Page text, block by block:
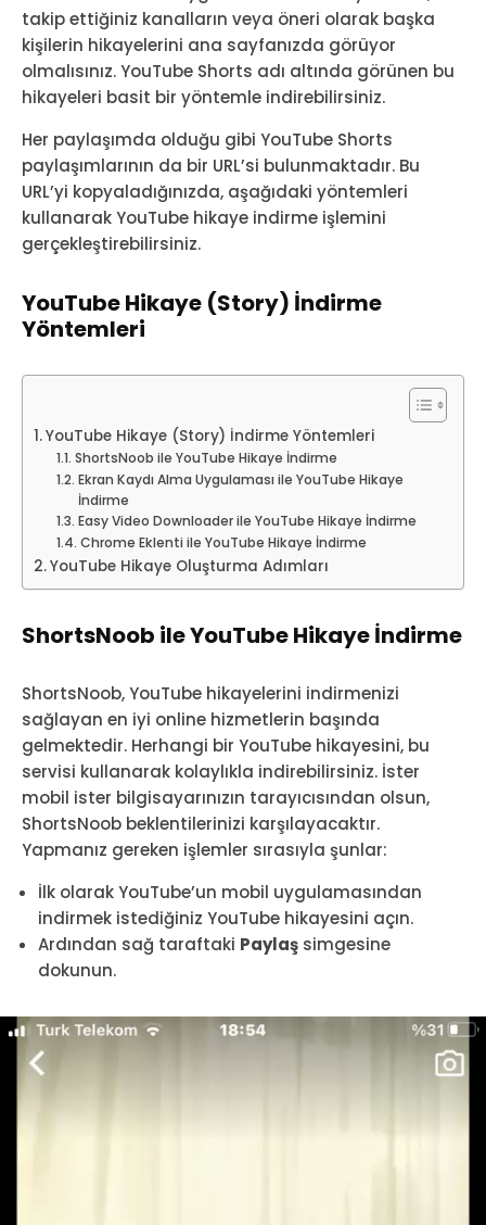
takip ettiğiniz kanalların veya öneri olarak başka
kişilerin hikayelerini ana sayfanızda görüyor
olmalısınız. YouTube Shorts adı altında görünen bu
hikayeleri basit bir yöntemle indirebilirsiniz.
Her paylaşımda olduğu gibi YouTube Shorts
paylaşımlarının da bir URL’si bulunmaktadır. Bu
URL’yi kopyaladığınızda, aşağıdaki yöntemleri
kullanarak YouTube hikaye indirme işlemini
gerçekleştirebilirsiniz.
YouTube Hikaye (Story) İndirme
Yöntemleri
YouTube Hikaye (Story) İndirme Yöntemleri
ShortsNoob ile YouTube Hikaye İndirme
Ekran Kaydı Alma Uygulaması ile YouTube Hikaye
İndirme
Easy Video Downloader ile YouTube Hikaye İndirme
Chrome Eklenti ile YouTube Hikaye İndirme
YouTube Hikaye Oluşturma Adımları
ShortsNoob ile YouTube Hikaye İndirme
ShortsNoob, YouTube hikayelerini indirmenizi
sağlayan en iyi online hizmetlerin başında
gelmektedir. Herhangi bir YouTube hikayesini, bu
servisi kullanarak kolaylıkla indirebilirsiniz. İster
mobil ister bilgisayarınızın tarayıcısından olsun,
ShortsNoob beklentilerinizi karşılayacaktır.
Yapmanız gereken işlemler sırasıyla şunlar:
İlk olarak YouTube’un mobil uygulamasından
indirmek istediğiniz YouTube hikayesini açın.
Ardından sağ taraftaki Paylaş simgesine
dokunun.